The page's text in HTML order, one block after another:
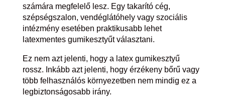
számára megfelelő lesz. Egy takarító cég,
szépségszalon, vendéglátóhely vagy szociális
intézmény esetében praktikusabb lehet
latexmentes gumikesztyűt választani.
Ez nem azt jelenti, hogy a latex gumikesztyű
rossz. Inkább azt jelenti, hogy érzékeny bőrű vagy
több felhasználós környezetben nem mindig ez a
legbiztonságosabb irány.